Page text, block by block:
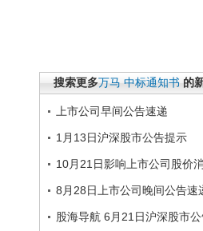
搜索更多万马 中标通知书 的
上市公司早间公告速递
1月13日沪深股市公告提示
10月21日影响上市公司股价
8月28日上市公司晚间公告速
股海导航 6月21日沪深股市